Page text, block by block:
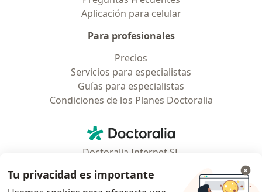
Aplicación para celular
Para profesionales
Precios
Servicios para especialistas
Guías para especialistas
Condiciones de los Planes Doctoralia
Doctoralia - Página de inicio
Doctoralia Internet SL
08019 Barcelona, Spain
Tu privacidad es importante